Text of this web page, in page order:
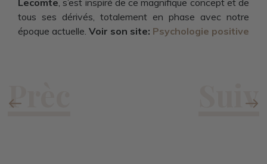
tous ses dérivés, totalement en phase avec notre
époque actuelle. Voir son site: Psychologie positive